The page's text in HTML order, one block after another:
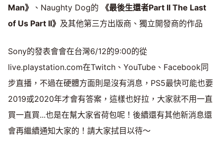
Man》
、Naughty Dog的
《最後生還者Part II The Last
of Us Part II》 及其他第三方出版商、獨立開發商的作品
Sony的發表會會在台灣6/12的9:00的從
live.playstation.com在Twitch、YouTube、Facebook同
步直播，不過在硬體方面則是沒有消息，PS5最快可能也要
2019或2020年才會有答案，這樣也好拉，大家就不用一直
買一直買...也是在幫大家省荷包呢！後續還有其他新消息還
會再繼續通知大家的！請大家拭目以待～